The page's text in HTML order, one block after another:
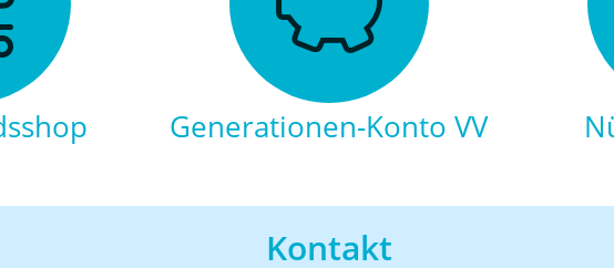
Generationen-Konto VV
Kontakt